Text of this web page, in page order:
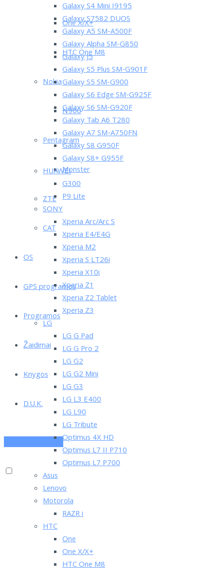
One X/X+
HTC One M8
Nokia
N900
Pentagram
Monster
ZTE
CAT
OS
GPS programos
Programos
Žaidimai
Knygos
D.U.K.
PRENUMERUOK
Galaxy S4 Mini I9195
Galaxy S7582 DUOS
Galaxy A5 SM-A500F
Galaxy Alpha SM-G850
Galaxy J5
Galaxy S5 Plus SM-G901F
Galaxy S5 SM-G900
Galaxy S6 Edge SM-G925F
Galaxy S6 SM-G920F
Galaxy Tab A6 T280
Galaxy A7 SM-A750FN
Galaxy S8 G950F
Galaxy S8+ G955F
HUAWEI
G300
P9 Lite
SONY
Xperia Arc/Arc S
Xperia E4/E4G
Xperia M2
Xperia S LT26i
Xperia X10i
Xperia Z1
Xperia Z2 Tablet
Xperia Z3
LG
LG G Pad
LG G Pro 2
LG G2
LG G2 Mini
LG G3
LG L3 E400
LG L90
LG Tribute
Optimus 4X HD
Optimus L7 II P710
Optimus L7 P700
Asus
Lenovo
Motorola
RAZR i
HTC
One
One X/X+
HTC One M8